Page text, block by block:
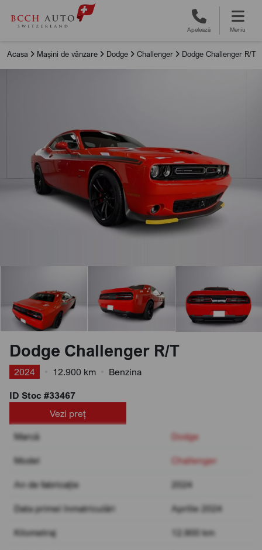
Apelează Meniu
Acasa Mașini de vânzare Dodge Challenger Dodge Challenger R/T
Dodge Challenger R/T
2024 12.900 km
Benzina
ID Stoc #33467
Vezi preț
Marcă
Dodge
Model Challenger
An de fabricație 2024
Data primei înmatriculări Aprilie 2024
Kilometraj 12.900 km